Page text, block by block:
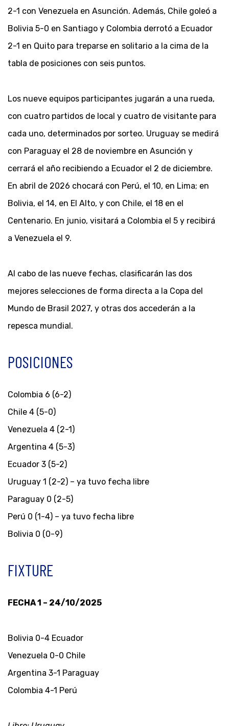
2-1 con Venezuela en Asunción. Además, Chile goleó a
Bolivia 5-0 en Santiago y Colombia derrotó a Ecuador
2-1 en Quito para treparse en solitario a la cima de la
tabla de posiciones con seis puntos.
Los nueve equipos participantes jugarán a una rueda,
con cuatro partidos de local y cuatro de visitante para
cada uno, determinados por sorteo. Uruguay se medirá
con Paraguay el 28 de noviembre en Asunción y
cerrará el año recibiendo a Ecuador el 2 de diciembre.
En abril de 2026 chocará con Perú, el 10, en Lima; en
Bolivia, el 14, en El Alto, y con Chile, el 18 en el
Centenario. En junio, visitará a Colombia el 5 y recibirá
a Venezuela el 9.
Al cabo de las nueve fechas, clasificarán las dos
mejores selecciones de forma directa a la Copa del
Mundo de Brasil 2027, y otras dos accederán a la
repesca mundial.
POSICIONES
Colombia 6 (6-2)
Chile 4 (5-0)
Venezuela 4 (2-1)
Argentina 4 (5-3)
Ecuador 3 (5-2)
Uruguay 1 (2-2) – ya tuvo fecha libre
Paraguay 0 (2-5)
Perú 0 (1-4) – ya tuvo fecha libre
Bolivia 0 (0-9)
FIXTURE
FECHA 1 – 24/10/2025
Bolivia 0-4 Ecuador
Venezuela 0-0 Chile
Argentina 3-1 Paraguay
Colombia 4-1 Perú